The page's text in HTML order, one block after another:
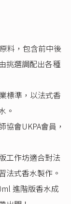
料，包含前中後
挑選調配出各種
標準，以法式香
。
會UKPA會員，
工作坊適合對法
法式香水製作。
進階版香水成